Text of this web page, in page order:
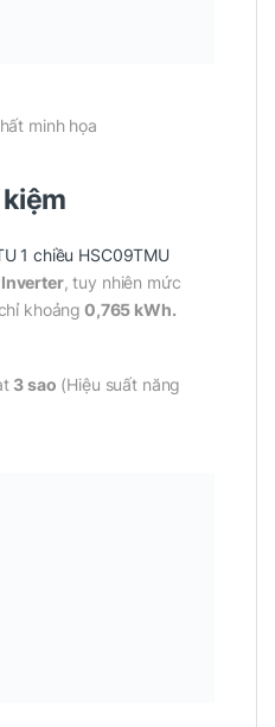
minh họa
1 chiều HSC09TMU
, tuy nhiên mức
khoảng 0,765 kWh.
3 sao (Hiệu suất năng